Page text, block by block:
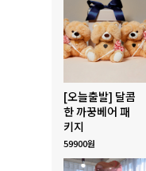
[오늘출발] 달콤
한 까꿍베어 패
키지
59900원